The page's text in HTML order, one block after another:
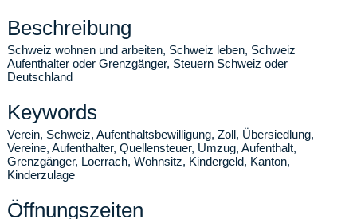
Beschreibung
Schweiz wohnen und arbeiten, Schweiz leben, Schweiz
Aufenthalter oder Grenzgänger, Steuern Schweiz oder
Deutschland
Keywords
Verein, Schweiz, Aufenthaltsbewilligung, Zoll, Übersiedlung,
Vereine, Aufenthalter, Quellensteuer, Umzug, Aufenthalt,
Grenzgänger, Loerrach, Wohnsitz, Kindergeld, Kanton,
Kinderzulage
Öffnungszeiten